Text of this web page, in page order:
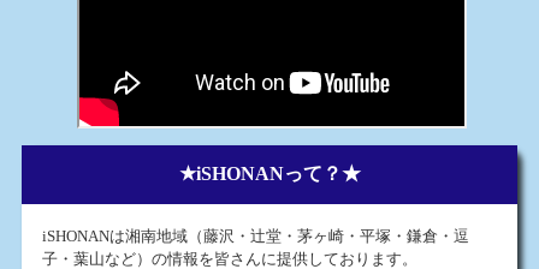
★iSHONANって？★
iSHONANは湘南地域（藤沢・辻堂・茅ヶ崎・平塚・鎌倉・逗
子・葉山など）の情報を皆さんに提供しております。